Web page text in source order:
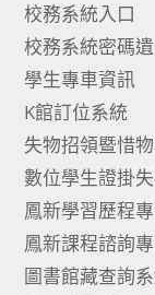
校務系統入口
校務系統密碼
學生專車資訊
K館訂位系統
失物招領暨惜
數位學生證掛
鳳新學習歷程
鳳新課程諮詢
圖書館藏查詢